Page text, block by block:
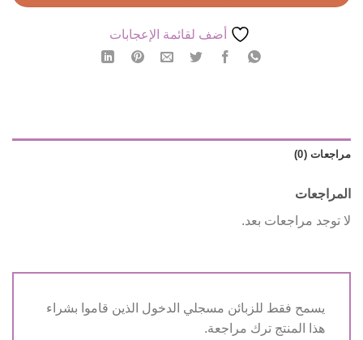
أضف لقائمة الإعجابات
مراجعات (0)
المراجعات
لا توجد مراجعات بعد.
يسمح فقط للزبائن مسجلي الدخول الذين قاموا بشراء
هذا المنتج ترك مراجعة.